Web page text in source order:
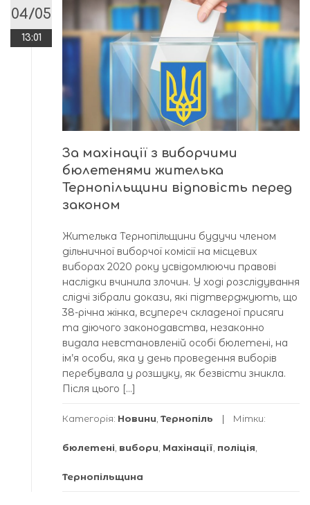
04/05
13:01
За махінації з виборчими
бюлетенями жителька
Тернопільщини відповість перед
законом
Жителька Тернопільщини будучи членом
дільничної виборчої комісії на місцевих
виборах 2020 року усвідомлюючи правові
наслідки вчинила злочин. У ході розслідування
слідчі зібрали докази, які підтверджують, що
38-річна жінка, всупереч складеної присяги
та діючого законодавства, незаконно
видала невстановленій особі бюлетені, на
ім’я особи, яка у день проведення виборів
перебувала у розшуку, як безвісти зникла.
Після цього […]
Категорія: Новини Тернопіль Мітки:
бюлетені вибори Махінації поліція
Тернопільщина